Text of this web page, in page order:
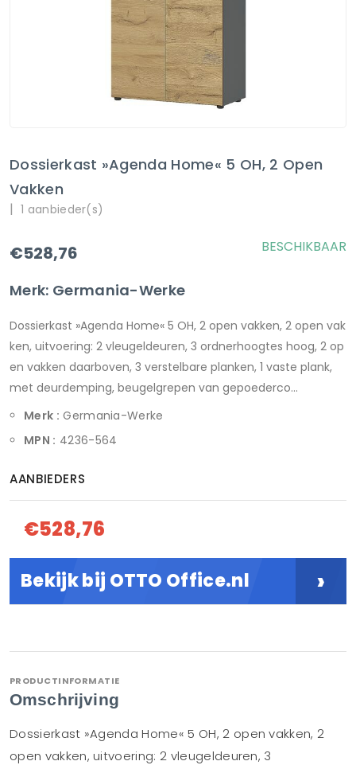
Dossierkast »Agenda Home« 5 OH, 2 Open
Vakken
| 1 aanbieder(s)
€528,76
Merk: Germania-Werke
BESCHIKBAAR
Dossierkast »Agenda Home« 5 OH, 2 open vakken, 2 open vak
ken, uitvoering: 2 vleugeldeuren, 3 ordnerhoogtes hoog, 2 op
en vakken daarboven, 3 verstelbare planken, 1 vaste plank,
met deurdemping, beugelgrepen van gepoederco...
Merk : Germania-Werke
MPN : 4236-564
AANBIEDERS
€528,76
Bekijk bij OTTO Office.nl ›
PRODUCTINFORMATIE
Omschrijving
Dossierkast »Agenda Home« 5 OH, 2 open vakken, 2
open vakken, uitvoering: 2 vleugeldeuren, 3